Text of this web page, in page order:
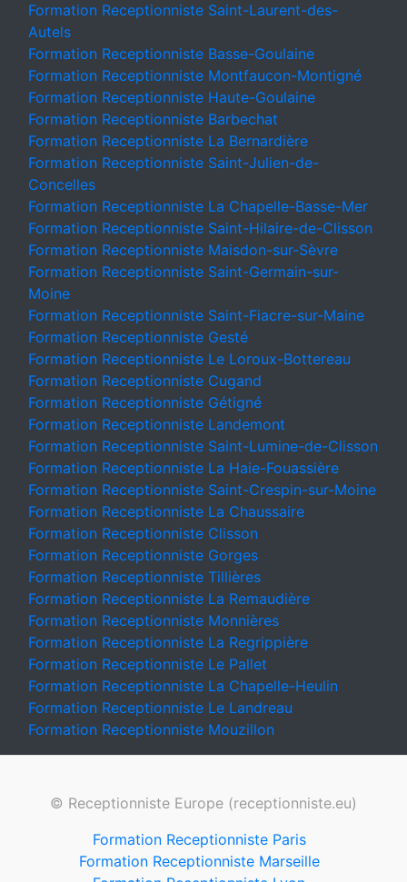
Formation Receptionniste Saint-Laurent-des-
Autels
Formation Receptionniste Basse-Goulaine
Formation Receptionniste Montfaucon-Montigné
Formation Receptionniste Haute-Goulaine
Formation Receptionniste Barbechat
Formation Receptionniste La Bernardière
Formation Receptionniste Saint-Julien-de-
Concelles
Formation Receptionniste La Chapelle-Basse-Mer
Formation Receptionniste Saint-Hilaire-de-Clisson
Formation Receptionniste Maisdon-sur-Sèvre
Formation Receptionniste Saint-Germain-sur-
Moine
Formation Receptionniste Saint-Fiacre-sur-Maine
Formation Receptionniste Gesté
Formation Receptionniste Le Loroux-Bottereau
Formation Receptionniste Cugand
Formation Receptionniste Gétigné
Formation Receptionniste Landemont
Formation Receptionniste Saint-Lumine-de-Clisson
Formation Receptionniste La Haie-Fouassière
Formation Receptionniste Saint-Crespin-sur-Moine
Formation Receptionniste La Chaussaire
Formation Receptionniste Clisson
Formation Receptionniste Gorges
Formation Receptionniste Tillières
Formation Receptionniste La Remaudière
Formation Receptionniste Monnières
Formation Receptionniste La Regrippière
Formation Receptionniste Le Pallet
Formation Receptionniste La Chapelle-Heulin
Formation Receptionniste Le Landreau
Formation Receptionniste Mouzillon
© Receptionniste Europe (receptionniste.eu)
Formation Receptionniste Paris
Formation Receptionniste Marseille